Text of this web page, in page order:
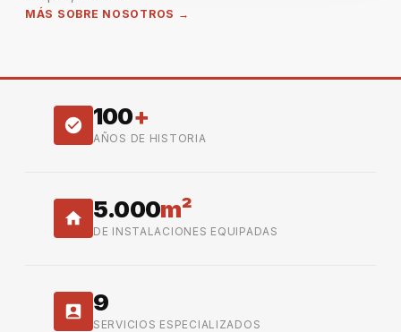
MÁS SOBRE NOSOTROS →
100+
AÑOS DE HISTORIA
5.000m²
DE INSTALACIONES EQUIPADAS
9
SERVICIOS ESPECIALIZADOS